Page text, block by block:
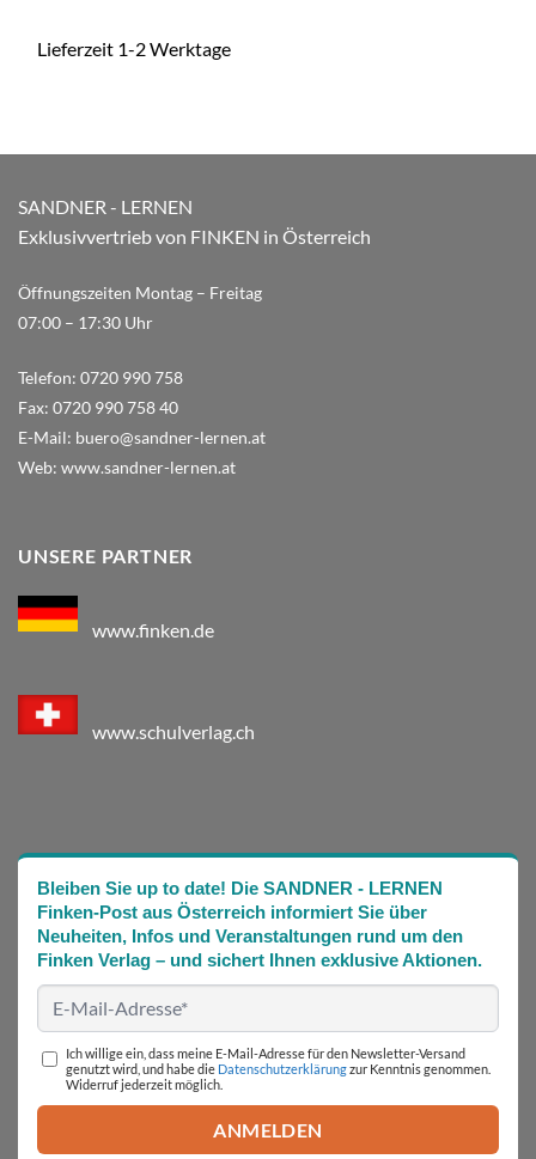
Lieferzeit 1-2 Werktage
SANDNER - LERNEN
Exklusivvertrieb von FINKEN in Österreich
Öffnungszeiten Montag – Freitag
07:00 – 17:30 Uhr
Telefon: 0720 990 758
Fax: 0720 990 758 40
E-Mail: buero@sandner-lernen.at
Web: www.sandner-lernen.at
UNSERE PARTNER
www.finken.de
www.schulverlag.ch
Bleiben Sie up to date! Die SANDNER - LERNEN
Finken-Post aus Österreich informiert Sie über
Neuheiten, Infos und Veranstaltungen rund um den
Finken Verlag – und sichert Ihnen exklusive Aktionen.
Ich willige ein, dass meine E-Mail-Adresse für den Newsletter-Versand
genutzt wird, und habe die Datenschutzerklärungzur Kenntnis genommen.
Widerruf jederzeit möglich.